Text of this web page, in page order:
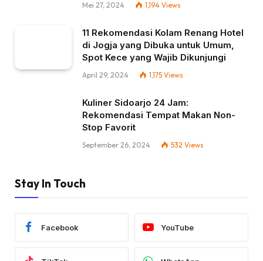
Mei 27, 2024 1,194 Views
11 Rekomendasi Kolam Renang Hotel
di Jogja yang Dibuka untuk Umum,
Spot Kece yang Wajib Dikunjungi
April 29, 2024 1,175 Views
Kuliner Sidoarjo 24 Jam:
Rekomendasi Tempat Makan Non-
Stop Favorit
September 26, 2024 532 Views
Stay In Touch
Facebook YouTube